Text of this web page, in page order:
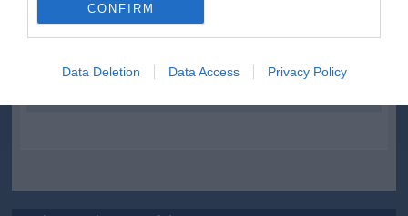
I want to allow my user data to be sent to
Google for online advertising purposes.
I want to allow Google to send me
CONFIRM
Data Deletion Data Access Privacy Policy
Galéria: Nyílt titok: eljegyezték Lady Gagát
Meghökkentő: Lady Gaga pucér fenekét adta ajándékba!
Bizarr fotók - Patakiállítás: Lady Gaga Top10 abszurd cipője!